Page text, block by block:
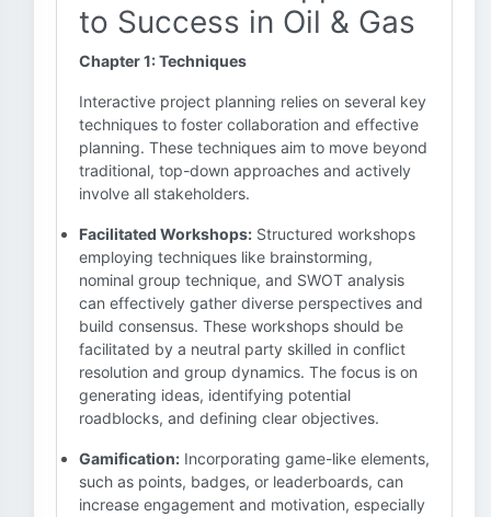
to Success in Oil & Gas
Chapter 1: Techniques
Interactive project planning relies on several key
techniques to foster collaboration and effective
planning. These techniques aim to move beyond
traditional, top-down approaches and actively
involve all stakeholders.
Facilitated Workshops: Structured workshops
employing techniques like brainstorming,
nominal group technique, and SWOT analysis
can effectively gather diverse perspectives and
build consensus. These workshops should be
facilitated by a neutral party skilled in conflict
resolution and group dynamics. The focus is on
generating ideas, identifying potential
roadblocks, and defining clear objectives.
Gamification: Incorporating game-like elements,
such as points, badges, or leaderboards, can
increase engagement and motivation, especially